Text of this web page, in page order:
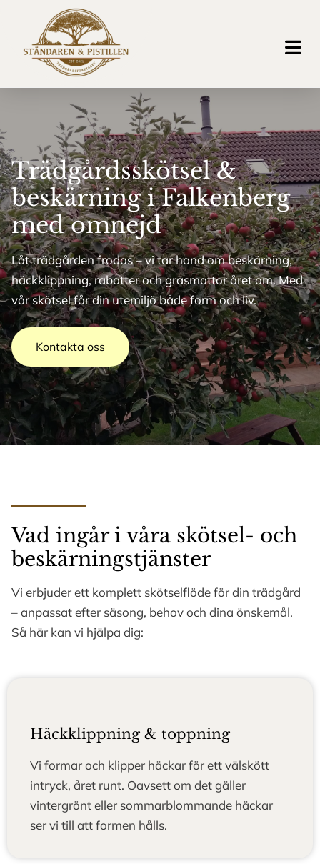
Trädgårdsskötsel &
beskärning i Falkenberg
med omnejd
Låt trädgården frodas – vi tar hand om beskärning,
häckklippning, rabatter och gräsmattor året om. Med
vår skötsel får din utemiljö både form och liv.
Kontakta oss
Vad ingår i våra skötsel- och
beskärningstjänster
Vi erbjuder ett komplett skötselflöde för din trädgård
– anpassat efter säsong, behov och dina önskemål.
Så här kan vi hjälpa dig:
Häckklippning & toppning
Vi formar och klipper häckar för ett välskött
intryck, året runt. Oavsett om det gäller
vintergrönt eller sommarblommande häckar
ser vi till att formen hålls.